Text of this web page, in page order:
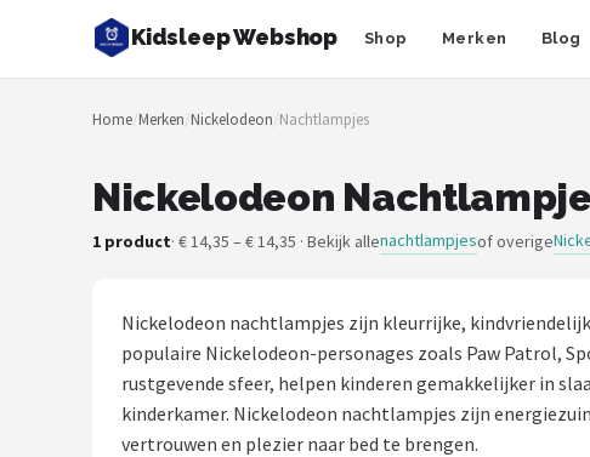
Kidsleep Webshop Shop Merken Blog
Zoeken
NAVIGATIE
Merken
Slaaptrainers
Nachtlampjes
Home/Merken/Nickelodeon/Nachtlampjes
Nickelodeon
1 product· € 14,35 – € 14,35 · Bekijk allenachtlampjesof overige
Nickelodeon nachtlampjes zijn kleurrijke,
populaire Nickelodeon-personages zoals Paw Patrol,
rustgevende sfeer, helpen kinderen gemakkelijker in
kinderkamer. Nickelodeon nachtlampjes zijn
vertrouwen en plezier naar bed te brengen.